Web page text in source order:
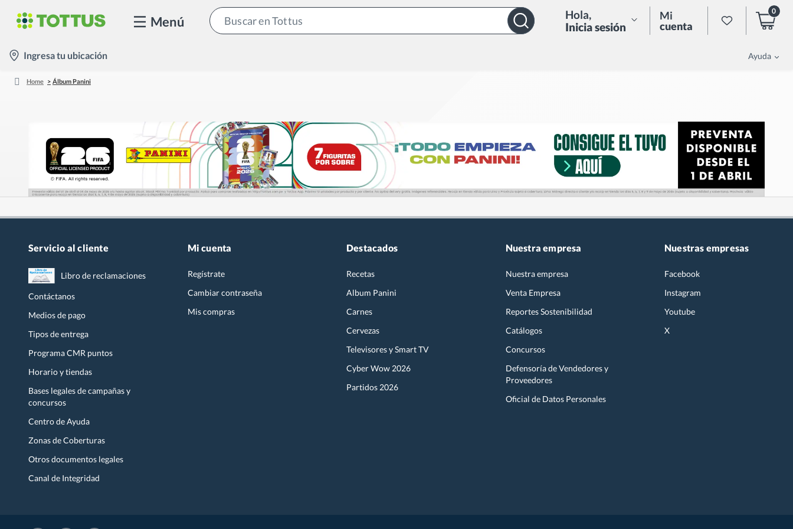
Menú Hola,
Inicia sesión
Mi
cuenta
0
location-
Ingresa tu ubicación Ayuda
Home Álbum Panini
Servicio al cliente
Libro de reclamaciones
Contáctanos
Medios de pago
Tipos de entrega
Programa CMR puntos
Horario y tiendas
Bases legales de campañas y
concursos
Centro de Ayuda
Zonas de Coberturas
Otros documentos legales
Canal de Integridad
Mi cuenta
Regístrate
Cambiar contraseña
Mis compras
Destacados
Recetas
Album Panini
Carnes
Cervezas
Televisores y Smart TV
Cyber Wow 2026
Partidos 2026
Nuestra empresa
Nuestra empresa
Venta Empresa
Reportes Sostenibilidad
Catálogos
Concursos
Defensoría de Vendedores y
Proveedores
Oficial de Datos Personales
Nuestras empresas
Facebook
Instagram
Youtube
X